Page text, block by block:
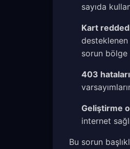
sayıda
Kart
desteklenen
sorun bölge
403
Geliştirme
internet
Bu sorun